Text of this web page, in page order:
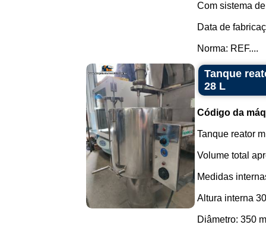
Com sistema
Data de
Norma: REF....
Tanque
28 L
Código da
Tanque reator
Volume total
Medidas
Altura interna
Diâmetro: 350